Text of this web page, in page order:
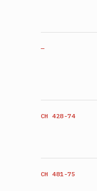
—
СН 428-74
СН 481-75